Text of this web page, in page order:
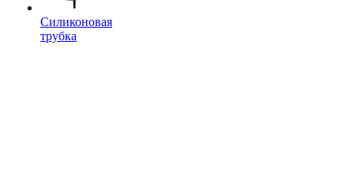
Силиконовая
трубка